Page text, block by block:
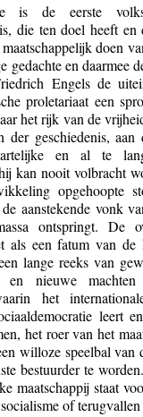
is de eerste
die ten doel heeft en
doen
gedachte en daarmee
Engels de
proletariaat een
het rijk van de
der geschiedenis, aan
en al te
kan nooit volbracht
opgehoopte
aanstekende vonk
ontspringt. De
als een fatum van de
lange reeks van
nieuwe machten
het
leert
het roer van het
willoze speelbal van
bestuurder te
maatschappij staat
of